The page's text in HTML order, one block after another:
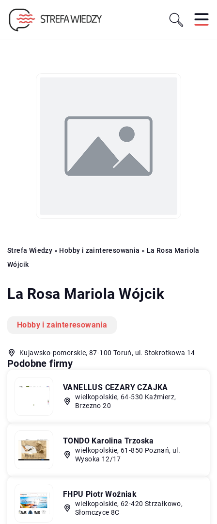
Strefa Wiedzy » Hobby i zainteresowania » La Rosa Mariola
Wójcik
La Rosa Mariola Wójcik
Hobby i zainteresowania
Kujawsko-pomorskie, 87-100 Toruń, ul. Stokrotkowa 14
Podobne firmy
VANELLUS CEZARY CZAJKA
wielkopolskie, 64-530 Kaźmierz,
Brzezno 20
TONDO Karolina Trzoska
wielkopolskie, 61-850 Poznań, ul.
Wysoka 12/17
FHPU Piotr Woźniak
wielkopolskie, 62-420 Strzałkowo,
Słomczyce 8C